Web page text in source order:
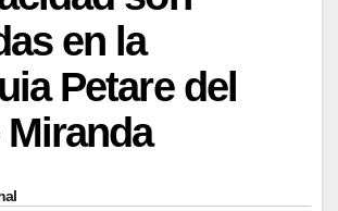
en la
Petare del